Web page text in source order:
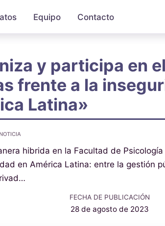
Equipo Contacto
y participa en el
frente a la
Latina»
NOTICIA
hibrida en la Facultad de Psicología
en América Latina: entre la gestión
FECHA DE PUBLICACIÓN
28 de agosto de 2023